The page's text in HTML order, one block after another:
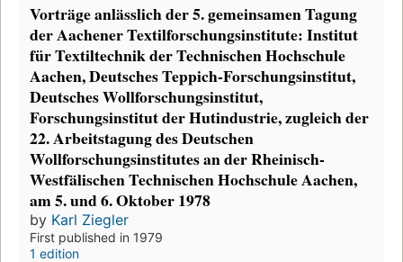
Vorträge anlässlich der 5. gemeinsamen Tagung
der Aachener Textilforschungsinstitute: Institut
für Textiltechnik der Technischen Hochschule
Aachen, Deutsches Teppich-Forschungsinstitut,
Deutsches Wollforschungsinstitut,
Forschungsinstitut der Hutindustrie, zugleich der
22. Arbeitstagung des Deutschen
Wollforschungsinstitutes an der Rheinisch-
Westfälischen Technischen Hochschule Aachen,
am 5. und 6. Oktober 1978
by Karl Ziegler
First published in 1979
1 edition